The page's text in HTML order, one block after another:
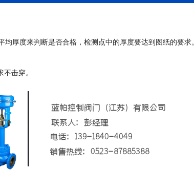
度来判断是否合格，检测点中的厚度要达到图纸的要求。
击穿。